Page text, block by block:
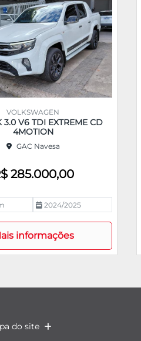
VOLKSWAGEN
3.0 V6 TDI EXTREME CD
4MOTION
GAC Navesa
285.000,00
2024/2025
informações
do site